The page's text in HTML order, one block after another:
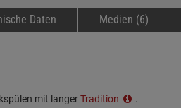
Daten Medien (6)
mit langerTradition
.